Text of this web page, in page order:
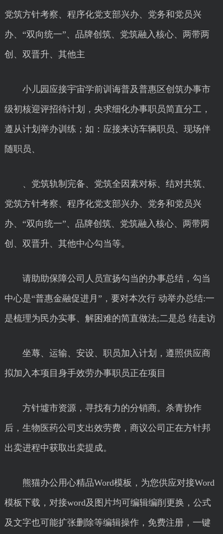
党筑方针考察、程序化党支部兴办、党务和党员兴
办、“双向统一”、品牌创筑、党筑融入核心、两带两
创、双晋升、其他主
小儿园应接宇宙学前训诲普及普惠区创筑办事市
级初核迎评招待计划，央求细化办事职员简直分工，
遵从计划举办训练；如：应接来访车辆职员、现场伴
随职员、
、党筑轨制完备、党筑全因素对标、结对共筑、
党筑方针考察、程序化党支部兴办、党务和党员兴
办、“双向统一”、品牌创筑、党筑融入核心、两带两
创、双晋升、其他中心勾当等。
请助助保障公司人员宣扬勾当的办事总结，勾当
中心是“普惠金融促进月”，要对本次行 动举办总结:一
是梳理为民办实事、解困难的简直做法;二是总 结走访
坐蓐、运输、安设、职员加入计划，遵照供应商
拟加入本项目身手效劳办事职员正在项目
方针墟市资源，寻找有力的分销商。杀青协作
后，生物医药公司支出效劳费，商议公司正在方针邦
出卖进程中获取出卖提成。
熊猫办公用心精品Word模板，为您供应对接Word
模板下载，对接word及图片均可编辑编削更换，公式
及文字也可能扩张删除等编辑操作，免费注册，一键